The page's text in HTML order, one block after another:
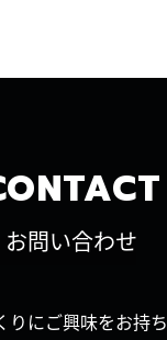
お問い合わせ
りにご興味をお持